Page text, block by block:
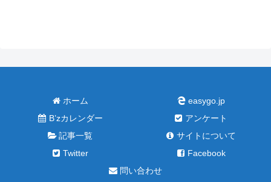
ホーム
easygo.jp
B’zカレンダー
アンケート
記事一覧
サイトについて
Twitter
Facebook
問い合わせ